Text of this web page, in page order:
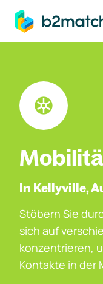
springen
In Kellyville,
Stöbern Sie
sich auf
konzentrieren,
Kontakte in der